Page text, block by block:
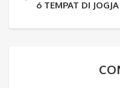
6 TEMPAT DI